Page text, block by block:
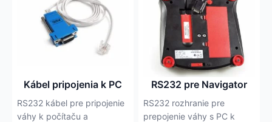
Kábel pripojenia k PC
RS232 kábel pre pripojenie
váhy k počítaču a
RS232 pre Navigator
RS232 rozhranie pre
prepojenie váhy s PC k